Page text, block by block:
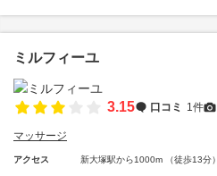
ミルフィーユ
3.15 口コミ 1件
マッサージ
アクセス 新大塚駅から1000m （徒歩13分）